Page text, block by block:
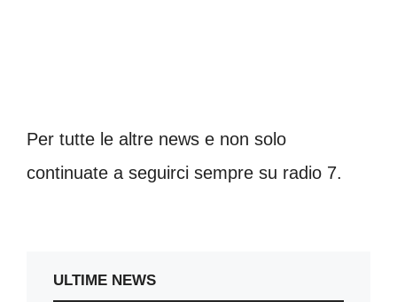
Per tutte le altre news e non solo
continuate a seguirci sempre su radio 7.
ULTIME NEWS